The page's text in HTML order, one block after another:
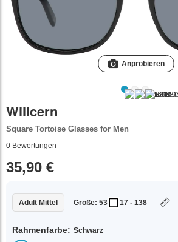
Anprobieren
Willcern
Square Tortoise Glasses for Men
0 Bewertungen
35,90 €
Adult Mittel Größe: 53 17 - 138
Rahmenfarbe: Schwarz